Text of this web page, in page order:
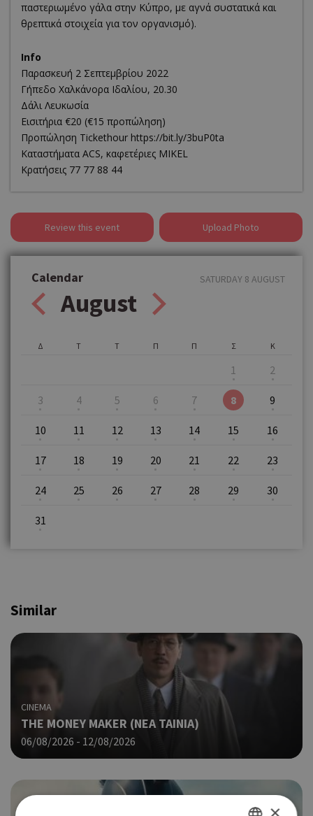
παστεριωμένο γάλα στην Κύπρο, με αγνά συστατικά και
θρεπτικά στοιχεία για τον οργανισμό).
Info
Παρασκευή 2 Σεπτεμβρίου 2022
Γήπεδο Χαλκάνορα Ιδαλίου, 20.30
Δάλι Λευκωσία
Εισιτήρια €20 (€15 προπώληση)
Προπώληση Tickethour https://bit.ly/3buP0ta
Καταστήματα ACS, καφετέριες MIKEL
Κρατήσεις 77 77 88 44
Review this event Upload Photo
Calendar
August
SATURDAY 8 AUGUST
Δ Τ Τ Π Π Σ
1
Κ
2
3 4 5 6 7 8 9
10 11 12 13 14 15 16
17 18 19 20 21 22 23
24 25 26 27 28 29 30
31
Similar
CINEMA
THE MONEY MAKER (ΝΕΑ ΤΑΙΝΙΑ)
06/08/2026 - 12/08/2026